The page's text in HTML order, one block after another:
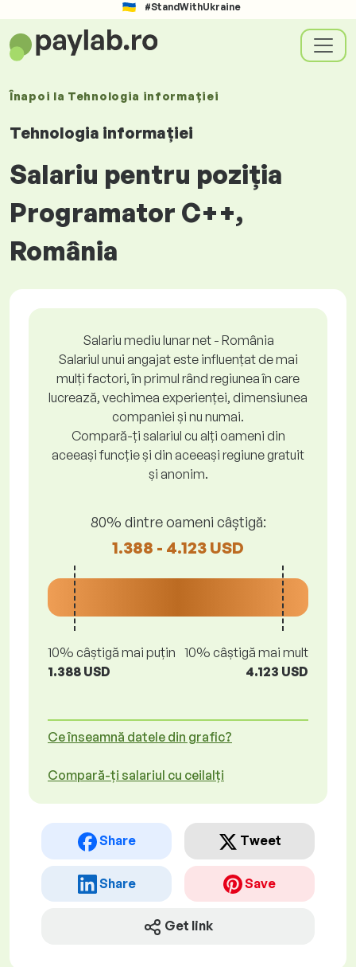
#StandWithUkraine
Înapoi la Tehnologia informației
Tehnologia informației
Salariu pentru poziția
Programator C++,
România
Salariu mediu lunar net - România
Salariul unui angajat este influențat de mai
mulți factori, în primul rând regiunea în care
lucrează, vechimea experienței, dimensiunea
companiei și nu numai.
Compară-ți salariul cu alți oameni din
aceeași funcție și din aceeași regiune gratuit
și anonim.
80% dintre oameni câștigă:
1.388 - 4.123 USD
10% câștigă mai puțin
1.388 USD
10% câștigă mai mult
4.123 USD
Ce înseamnă datele din grafic?
Compară-ți salariul cu ceilalți
Share Tweet
Share Save
Get link